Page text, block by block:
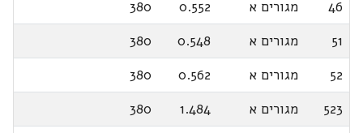
46
מגורים א 0.552
380
51
מגורים א 0.548
380
52
מגורים א 0.562
380
523
מגורים א 1.484
380